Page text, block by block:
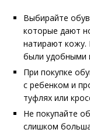
Выбирайте
которые дают
натирают кожу.
были удобными
При покупке
с ребенком и
туфлях или
Не покупайте
слишком